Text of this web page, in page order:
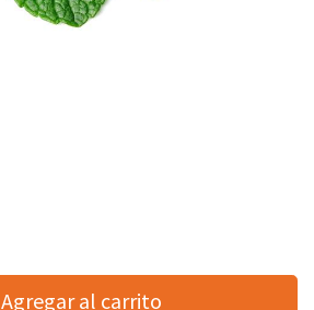
Agregar al carrito